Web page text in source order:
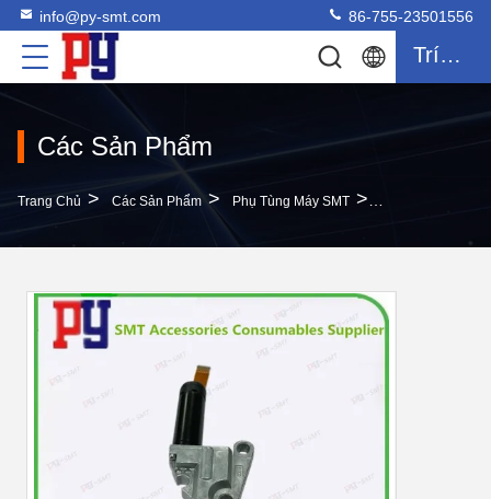
info@py-smt.com 86-755-23501556
Trích Dẫn
Các Sản Phẩm
Trang Chủ > Các Sản Phẩm > Phụ Tùng Máy SMT >